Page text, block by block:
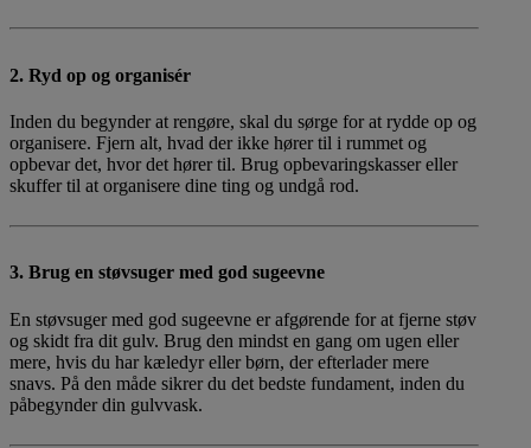
2. Ryd op og organisér
Inden du begynder at rengøre, skal du sørge for at rydde op og
organisere. Fjern alt, hvad der ikke hører til i rummet og
opbevar det, hvor det hører til. Brug opbevaringskasser eller
skuffer til at organisere dine ting og undgå rod.
3. Brug en støvsuger med god sugeevne
En støvsuger med god sugeevne er afgørende for at fjerne støv
og skidt fra dit gulv. Brug den mindst en gang om ugen eller
mere, hvis du har kæledyr eller børn, der efterlader mere
snavs. På den måde sikrer du det bedste fundament, inden du
påbegynder din gulvvask.